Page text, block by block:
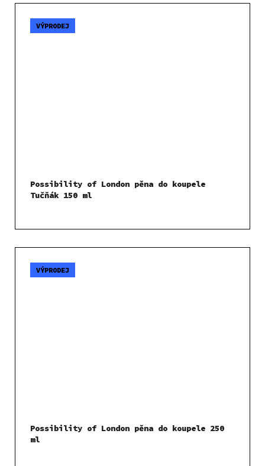
VÝPRODEJ
Possibility of London pěna do koupele
Tučňák 150 ml
VÝPRODEJ
Possibility of London pěna do koupele 250
ml